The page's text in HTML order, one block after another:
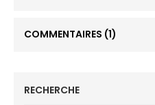
COMMENTAIRES (1)
RECHERCHE